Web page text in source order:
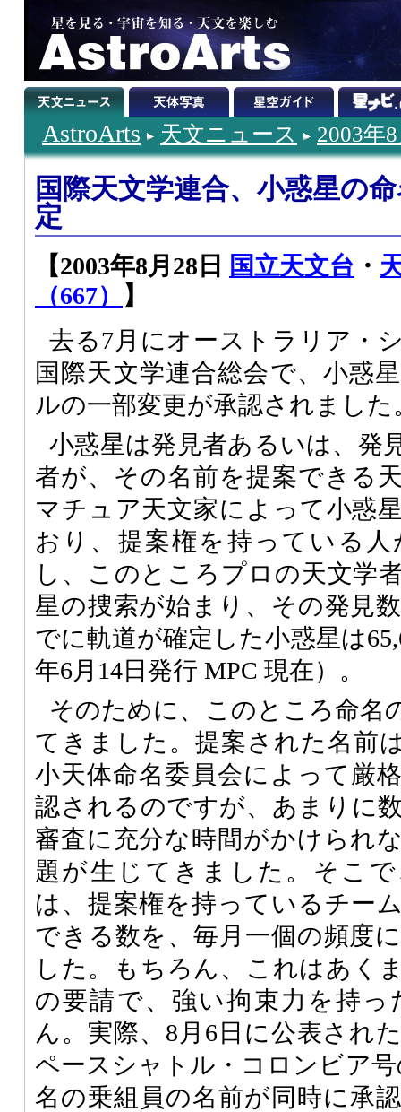
AstroArts 天文ニュース 2003年
国際天文学連合、小惑星の
定
【2003年8月28日 国立天文台 ・
（667）
】
去る7月にオーストラリア・
国際天文学連合総会で、小惑
ルの一部変更が承認されました
小惑星は発見者あるいは、発
者が、その名前を提案できる
マチュア天文家によって小惑
おり、提案権を持っている
し、このところプロの天文学
星の捜索が始まり、その発見
でに軌道が確定した小惑星は
年6月14日発行 MPC 現在）。
そのために、このところ命名
てきました。提案された名前
小天体命名委員会によって厳
認されるのですが、あまりに
審査に充分な時間がかけられ
題が生じてきました。そこ
は、提案権を持っているチー
できる数を、毎月一個の頻度
した。もちろん、これはあく
の要請で、強い拘束力を持
ん。実際、8月6日に公表され
ペースシャトル・コロンビア
名の乗組員の名前が同時に承